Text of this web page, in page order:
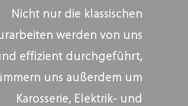
Nicht nur die klassischen
werden von uns
effizient durchgeführt,
uns außerdem um
Karosserie, Elektrik- und